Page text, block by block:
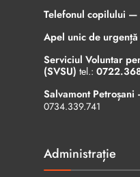
Telefonul copilului —
Apel unic de
Serviciul Voluntar
(SVSU) tel.:
Salvamont
0734.339.741
Administrație